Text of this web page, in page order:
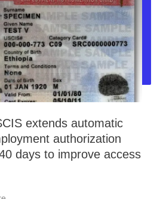
extends automatic
authorization
days to improve access